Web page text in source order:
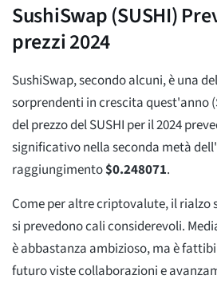
SushiSwap (SUSHI)
prezzi 2024
SushiSwap, secondo alcuni, è una
sorprendenti in crescita quest'anno
del prezzo del SUSHI per il 2024
significativo nella seconda metà
raggiungimento$0.248071.
Come per altre criptovalute, il rialzo
si prevedono cali considerevoli.
è abbastanza ambizioso, ma è
futuro viste collaborazioni e